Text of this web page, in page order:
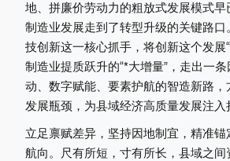
地、拼廉价劳动力的粗放式发展模式
制造业发展走到了转型升级的关键路
技创新这一核心抓手，将创新这个发展
制造业提质跃升的“*大增量”，走出一
动、数字赋能、要素护航的智造新路，
发展瓶颈，为县域经济高质量发展注入
立足禀赋差异，坚持因地制宜，精准
航向。尺有所短，寸有所长，县域之间